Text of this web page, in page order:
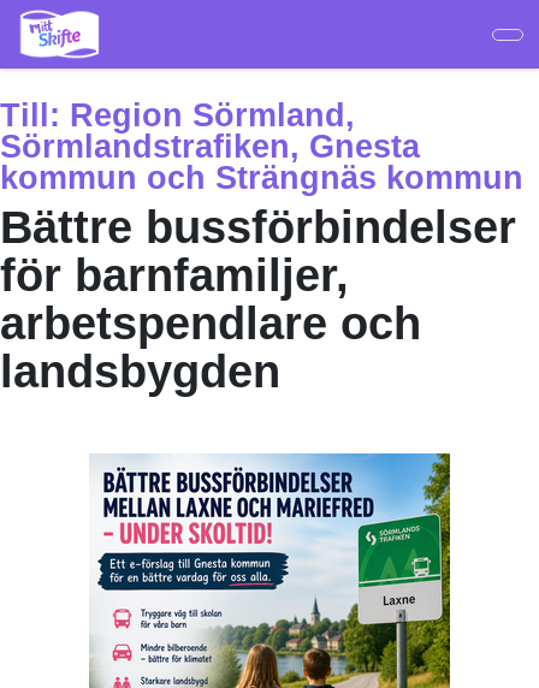
Hoppa
huvudinnehåll
Till: Region Sörmland,
Sörmlandstrafiken, Gnesta
kommun och Strängnäs kommun
Bättre bussförbindelser
för barnfamiljer,
arbetspendlare och
landsbygden